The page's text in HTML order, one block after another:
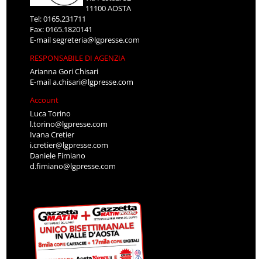
11100 AOSTA
Tel: 0165.231711
Fax: 0165.1820141
E-mailsegreteria@lgpresse.com
RESPONSABILE DI AGENZIA
Arianna Gori Chisari
E-maila.chisari@lgpresse.com
Account
Luca Torino
l.torino@lgpresse.com
Ivana Cretier
i.cretier@lgpresse.com
Daniele Fimiano
d.fimiano@lgpresse.com